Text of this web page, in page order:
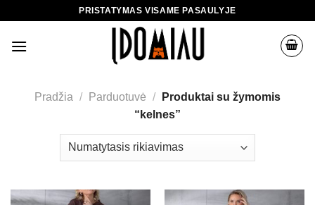
content
PRISTATYMAS VISAME PASAULYJE
Pradžia / Parduotuvė /
Produktai su žymomis
“kelnes”